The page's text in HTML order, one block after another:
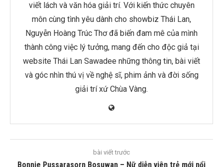
viết lách và văn hóa giải trí. Với kiến thức chuyên
môn cùng tình yêu dành cho showbiz Thái Lan,
Nguyễn Hoàng Trúc Thơ đã biến đam mê của mình
thành công việc lý tưởng, mang đến cho độc giả tại
website Thái Lan Sawadee những thông tin, bài viết
và góc nhìn thú vị về nghệ sĩ, phim ảnh và đời sống
giải trí xứ Chùa Vàng.
bài viết trước
Bonnie Pussarasorn Bosuwan – Nữ diễn viên trẻ mới nổi